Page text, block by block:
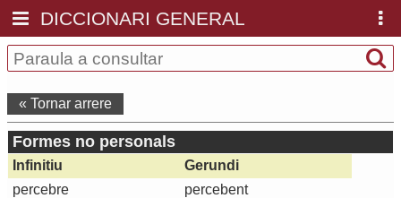
DICCIONARI GENERAL
« Tornar arrere
Formes no personals
Infinitiu
percebre
Gerundi
percebent